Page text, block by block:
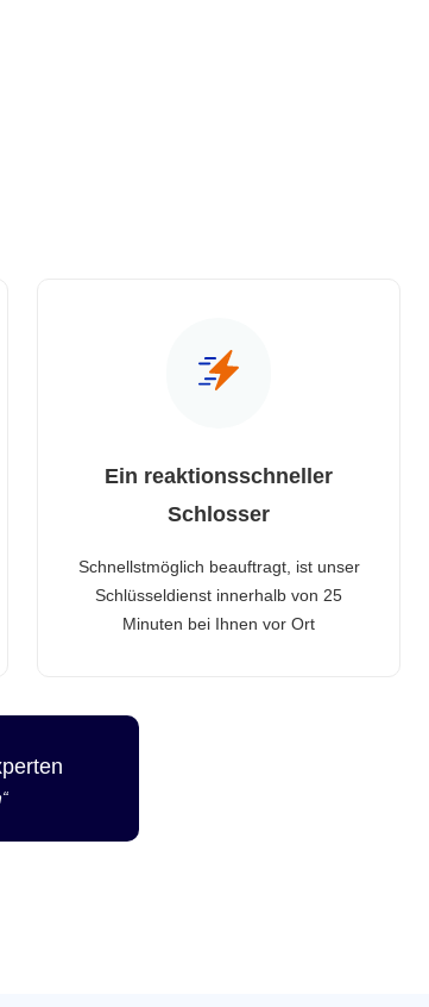
Ein reaktionsschneller
Schlosser
Schnellstmöglich beauftragt, ist unser
Schlüsseldienst innerhalb von 25
Minuten bei Ihnen vor Ort